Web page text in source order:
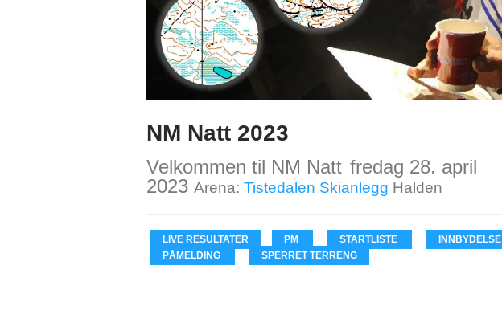
NM Natt 2023
Velkommen til NM Natt fredag 28. april
2023 Arena: Tistedalen Skianlegg Halden
LIVE RESULTATER PM STARTLISTE
INNBYDELSE
PÅMELDING
SPERRET TERRENG